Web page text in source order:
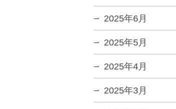
2025年6月
2025年5月
2025年4月
2025年3月